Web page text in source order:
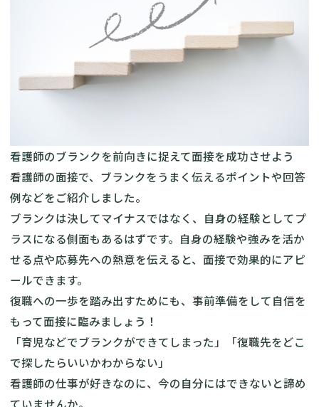
看護師のブランクを前向きに捉えて面接を成功させよう
看護師の面接で、ブランクをうまく伝えるポイントや回答
例などをご紹介しました。
ブランクは決してマイナスではなく、自身の経験としてプ
ラスになる側面もあるはずです。自身の経験や強みを活か
せる点や応募先への熱意を伝えると、面接で効果的にアピ
ールできます。
復職への一歩を踏み出すためにも、事前準備をして自信を
もって面接に臨みましょう！
「育児などでブランクができてしまった」「復職先をどこ
で探したらいいかわからない」
看護師の仕事が好きなのに、今の自分にはできないと諦め
ていませんか。